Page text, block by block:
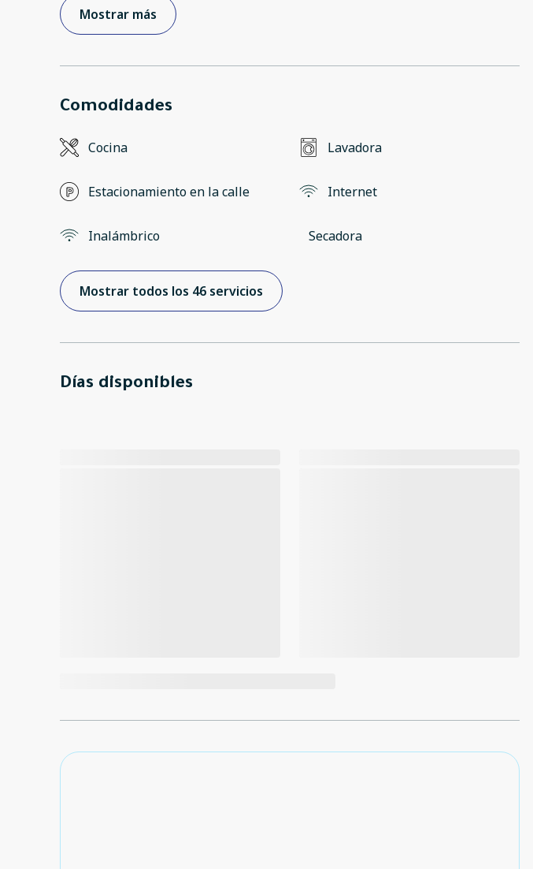
Mostrar más
Comodidades
Cocina Lavadora
Estacionamiento en la calle Internet
Inalámbrico Secadora
Mostrar todos los 46 servicios
Días disponibles